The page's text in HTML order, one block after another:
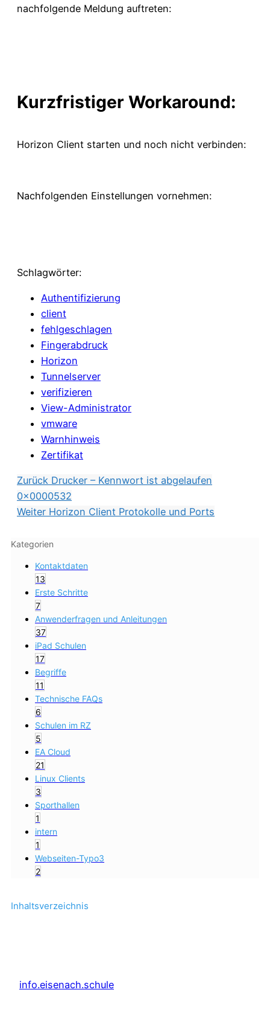
Inhaltsverzeichnis
nachfolgende Meldung auftreten:
Kurzfristiger Workaround:
Horizon Client starten und noch nicht verbinden:
Nachfolgenden Einstellungen vornehmen:
Schlagwörter:
Authentifizierung
client
fehlgeschlagen
Fingerabdruck
Horizon
Tunnelserver
verifizieren
View-Administrator
vmware
Warnhinweis
Zertifikat
Zurück Drucker – Kennwort ist abgelaufen
0x0000532
Weiter Horizon Client Protokolle und Ports
Kategorien
Kontaktdaten
13
Erste Schritte
7
Anwenderfragen und Anleitungen
37
iPad Schulen
17
Begriffe
11
Technische FAQs
6
Schulen im RZ
5
EA Cloud
21
Linux Clients
3
Sporthallen
1
intern
1
Webseiten-Typo3
2
info.eisenach.schule